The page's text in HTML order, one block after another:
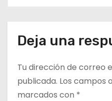
Deja una
Tu dirección de correo
publicada. Los campos
marcados con *